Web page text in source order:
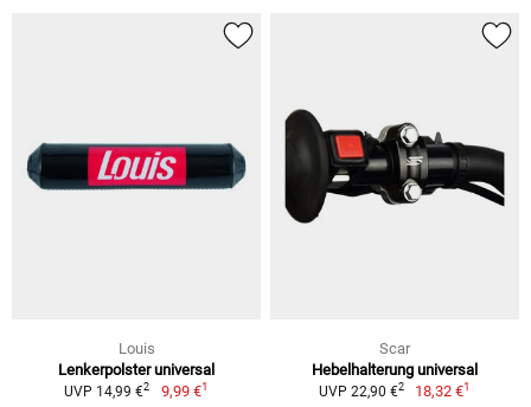
Louis
Lenkerpolster universal
UVP 14,99 €2 9,99 €1
Scar
Hebelhalterung universal
UVP 22,90 €2 18,32 €1